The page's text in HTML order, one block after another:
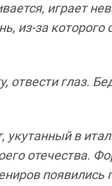
играет
из-за которого
отвести глаз.
укутанный в
отечества.